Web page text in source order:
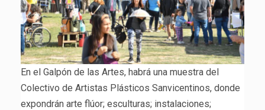
En el Galpón de las Artes, habrá una muestra del
Colectivo de Artistas Plásticos Sanvicentinos, donde
expondrán arte flúor; esculturas; instalaciones;